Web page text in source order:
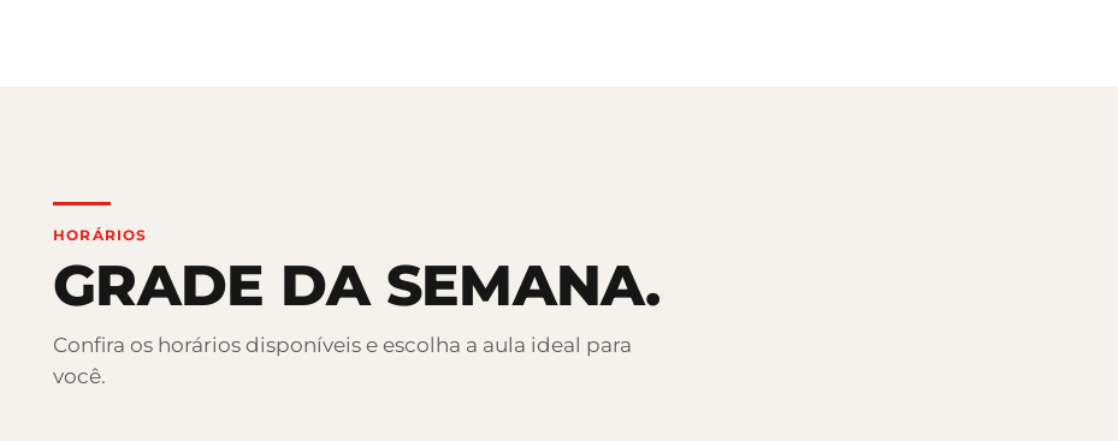
HORÁRIOS
GRADE DA SEMANA.
Confira os horários disponíveis e escolha a aula ideal para
você.